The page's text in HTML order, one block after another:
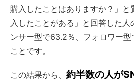
購入したことはありますか？」と
入したことがある」と回答した
ンサー型で63.2％、フォロワー型
ことです。
この結果から、 約半数の人が